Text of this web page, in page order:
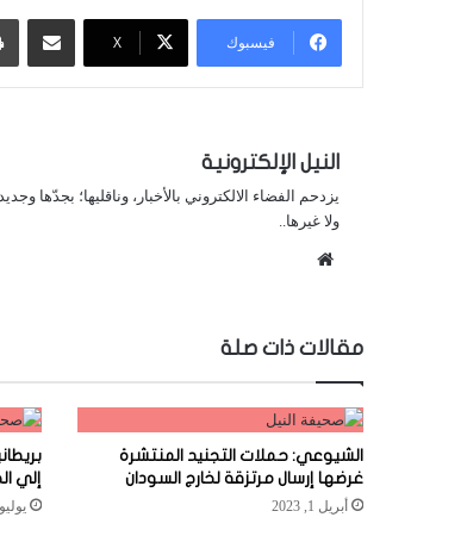
فيسبوك X
مشاركة عبر
النيل الإلكترونية
يزدحم الفضاء الالكتروني بالأخبار، وناقليها؛ بجدّها
ولا غيرها..
مقالات ذات صلة
الشيوعي: حملات التجنيد المنتشرة
غرضها إرسال مرتزقة لخارج السودان
أبريل 1, 2023
إلي
يوليو 10, 2022